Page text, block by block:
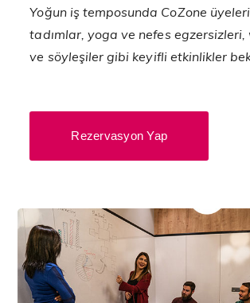
Yoğun iş temposunda CoZone
tadımlar, yoga ve nefes
ve söyleşiler gibi keyifli etkinlikler
Rezervasyon Yap